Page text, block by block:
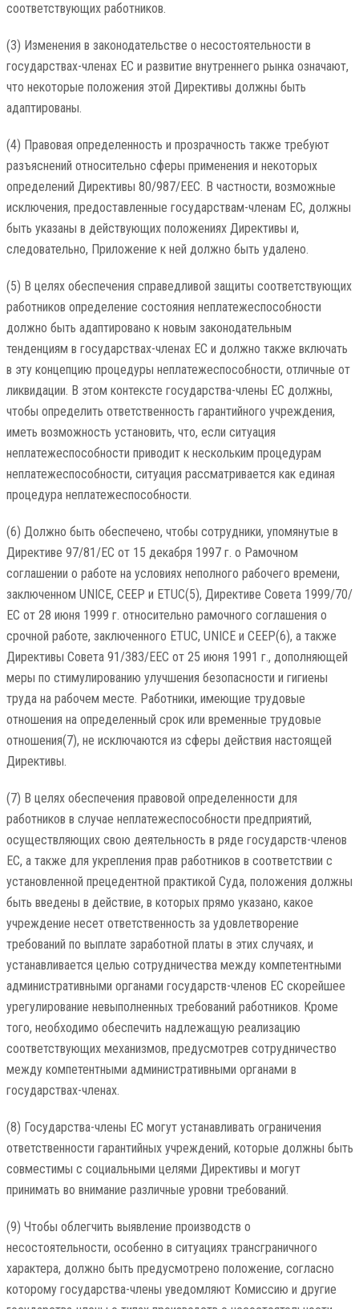
соответствующих работников.
(3) Изменения в законодательстве о несостоятельности в
государствах-членах ЕС и развитие внутреннего рынка означают,
что некоторые положения этой Директивы должны быть
адаптированы.
(4) Правовая определенность и прозрачность также требуют
разъяснений относительно сферы применения и некоторых
определений Директивы 80/987/EEC. В частности, возможные
исключения, предоставленные государствам-членам ЕС, должны
быть указаны в действующих положениях Директивы и,
следовательно, Приложение к ней должно быть удалено.
(5) В целях обеспечения справедливой защиты соответствующих
работников определение состояния неплатежеспособности
должно быть адаптировано к новым законодательным
тенденциям в государствах-членах ЕС и должно также включать
в эту концепцию процедуры неплатежеспособности, отличные от
ликвидации. В этом контексте государства-члены ЕС должны,
чтобы определить ответственность гарантийного учреждения,
иметь возможность установить, что, если ситуация
неплатежеспособности приводит к нескольким процедурам
неплатежеспособности, ситуация рассматривается как единая
процедура неплатежеспособности.
(6) Должно быть обеспечено, чтобы сотрудники, упомянутые в
Директиве 97/81/EC от 15 декабря 1997 г. о Рамочном
соглашении о работе на условиях неполного рабочего времени,
заключенном UNICE, CEEP и ETUC(5), Директиве Совета 1999/70/
ЕС от 28 июня 1999 г. относительно рамочного соглашения о
срочной работе, заключенного ETUC, UNICE и CEEP(6), а также
Директивы Совета 91/383/EEC от 25 июня 1991 г., дополняющей
меры по стимулированию улучшения безопасности и гигиены
труда на рабочем месте. Работники, имеющие трудовые
отношения на определенный срок или временные трудовые
отношения(7), не исключаются из сферы действия настоящей
Директивы.
(7) В целях обеспечения правовой определенности для
работников в случае неплатежеспособности предприятий,
осуществляющих свою деятельность в ряде государств-членов
ЕС, а также для укрепления прав работников в соответствии с
установленной прецедентной практикой Суда, положения должны
быть введены в действие, в которых прямо указано, какое
учреждение несет ответственность за удовлетворение
требований по выплате заработной платы в этих случаях, и
устанавливается целью сотрудничества между компетентными
административными органами государств-членов ЕС скорейшее
урегулирование невыполненных требований работников. Кроме
того, необходимо обеспечить надлежащую реализацию
соответствующих механизмов, предусмотрев сотрудничество
между компетентными административными органами в
государствах-членах.
(8) Государства-члены ЕС могут устанавливать ограничения
ответственности гарантийных учреждений, которые должны быть
совместимы с социальными целями Директивы и могут
принимать во внимание различные уровни требований.
(9) Чтобы облегчить выявление производств о
несостоятельности, особенно в ситуациях трансграничного
характера, должно быть предусмотрено положение, согласно
которому государства-члены уведомляют Комиссию и другие